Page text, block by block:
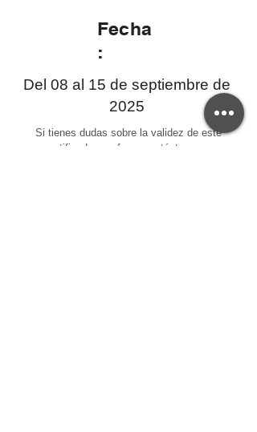
Fecha
:
Del 08 al 15 de septiembre de
2025
Si tienes dudas sobre la validez de este
certificado, por favor contáctanos a: